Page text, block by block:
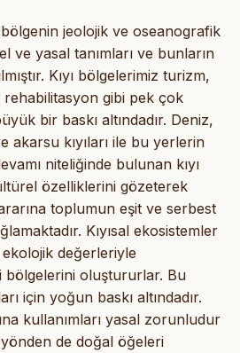
bölgenin jeolojik ve oseanografik
ve yasal tanımları ve bunların
Kıyı bölgelerimiz turizm,
gibi pek çok
bir baskı altındadır. Deniz,
akarsu kıyıları ile bu yerlerin
niteliğinde bulunan kıyı
özelliklerini gözeterek
toplumun eşit ve serbest
Kıyısal ekosistemler
değerleriyle
oluştururlar. Bu
için yoğun baskı altındadır.
kullanımları yasal zorunludur
de doğal öğeleri